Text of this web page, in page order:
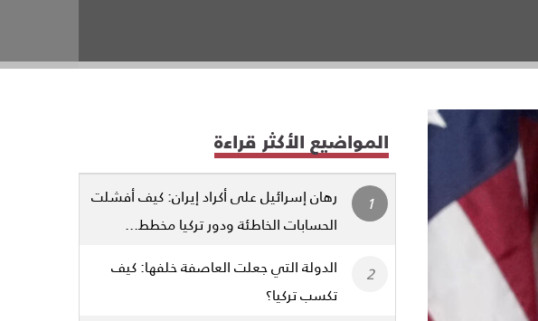
المواضيع الأكثر قراءة
رهان إسرائيل على أكراد إيران: كيف أفشلت
الحسابات الخاطئة ودور تركيا مخطط...
الدولة التي جعلت العاصفة خلفها: كيف
تكسب تركيا؟